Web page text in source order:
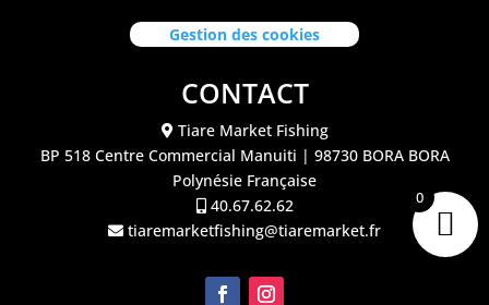
Gestion des cookies
CONTACT
Tiare Market Fishing
BP 518 Centre Commercial Manuiti | 98730 BORA BORA
Polynésie Française
40.67.62.62
tiaremarketfishing@tiaremarket.fr
0